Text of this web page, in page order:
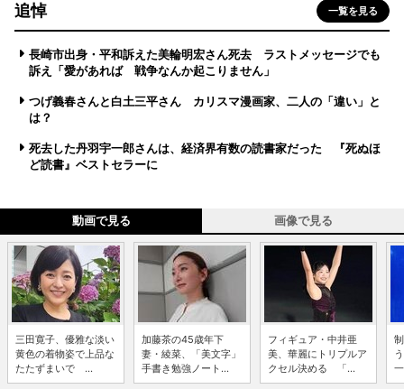
追悼 一覧を見る
長崎市出身・平和訴えた美輪明宏さん死去 ラストメッセージでも
訴え「愛があれば 戦争なんか起こりません」
つげ義春さんと白土三平さん カリスマ漫画家、二人の「違い」と
は？
死去した丹羽宇一郎さんは、経済界有数の読書家だった 『死ぬほ
ど読書』ベストセラーに
動画で見る 画像で見る
三田寛子、優雅な淡い
黄色の着物姿で上品な
たたずまいで ...
加藤茶の45歳年下
妻・綾菜、「美文字」
手書き勉強ノート...
フィギュア・中井亜
美、華麗にトリプルア
クセル決める 「...